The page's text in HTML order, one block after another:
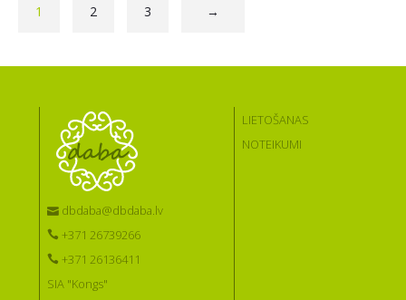
1 2 3 →
dbdaba@dbdaba.lv
+371 26739266
+371 26136411
SIA "Kongs"
LIETOŠANAS
NOTEIKUMI